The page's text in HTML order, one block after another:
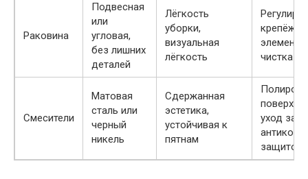
Раковина
Подвесная
или
угловая,
без лишних
деталей
Лёгкость
уборки,
визуальная
лёгкость
чистка
Смесители
Матовая
сталь или
черный
никель
Сдержанная
эстетика,
устойчивая к
пятнам
уход за
защитой